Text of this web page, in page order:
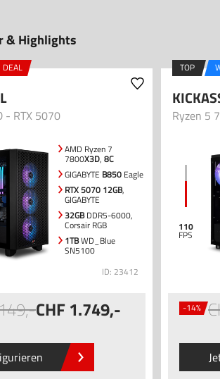
& Highlights
DEAL
- RTX 5070
AMD Ryzen 7
7800X3D, 8C
GIGABYTE B850Eagle
RTX 5070 12GB,
GIGABYTE
32GBDDR5-6000,
Corsair RGB
1TBWD_Blue
SN5100
ID: 23412
,- 1.749,-
TOP
Ryzen 5
110
-14%